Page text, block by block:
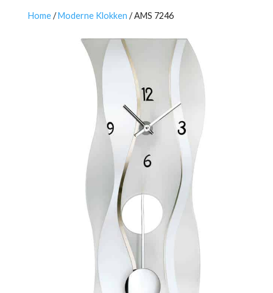
Home/Moderne Klokken / AMS 7246